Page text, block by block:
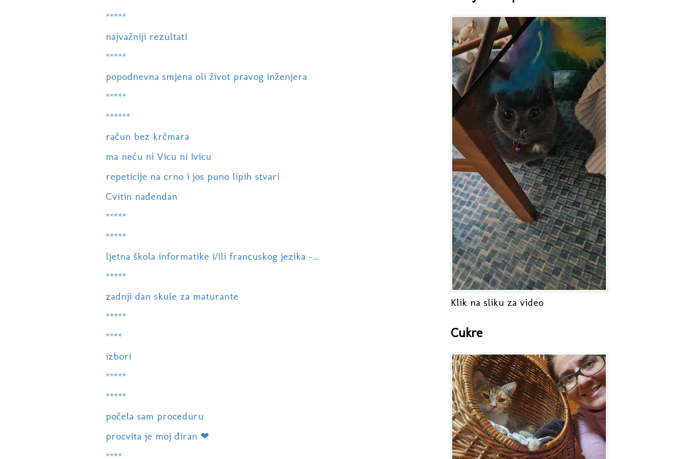
*****
najvažniji rezultati
*****
popodnevna smjena oli život pravog inženjera
*****
******
račun bez krčmara
ma neću ni Vicu ni Ivicu
repeticije na crno i jos puno lipih stvari
Cvitin nađendan
*****
*****
ljetna škola informatike i/ili francuskog jezika -...
*****
zadnji dan skule za maturante
*****
****
izbori
*****
*****
počela sam proceduru
procvita je moj điran ❤
****
Klik na sliku za video
Cukre